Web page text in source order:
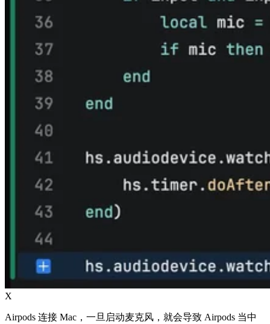
X
Airpods 连接 Mac，一旦启动麦克风，就会导致 Airpods 当中